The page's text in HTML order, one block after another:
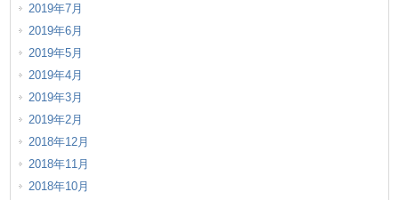
2019年7月
2019年6月
2019年5月
2019年4月
2019年3月
2019年2月
2018年12月
2018年11月
2018年10月